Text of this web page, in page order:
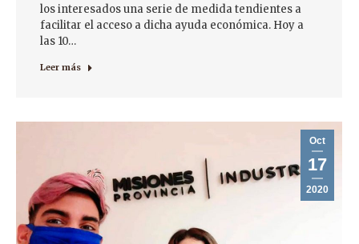
los interesados una serie de medida tendientes a
facilitar el acceso a dicha ayuda económica. Hoy a
las 10…
Leer más
Oct
17
2020